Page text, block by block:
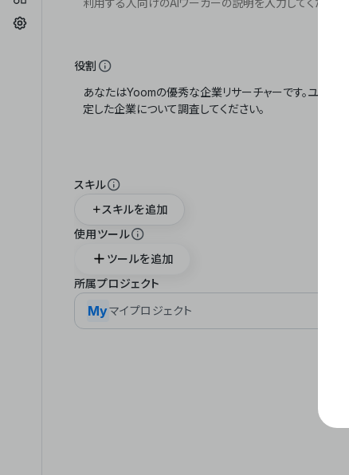
役割
スキル
スキルを追加
使用ツール
ツールを追加
所属プロジェクト
Myマイプロジェクト